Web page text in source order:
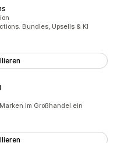
Bundles, Upsells & KI
im Großhandel ein